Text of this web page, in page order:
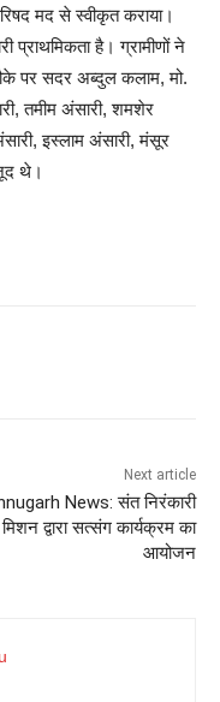
मद से स्वीकृत कराया।
प्राथमिकता है। ग्रामीणों ने
पर सदर अब्दुल कलाम, मो.
तमीम अंसारी, शमशेर
इस्लाम अंसारी, मंसूर
थे।
Next article
News: संत निरंकारी
मिशन द्वारा सत्संग कार्यक्रम का
आयोजन